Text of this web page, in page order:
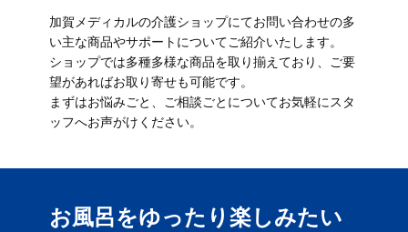
加賀メディカルの介護ショップにてお問い合わせの多
い主な商品やサポートについてご紹介いたします。
ショップでは多種多様な商品を取り揃えており、ご要
望があればお取り寄せも可能です。
まずはお悩みごと、ご相談ごとについてお気軽にスタ
ッフへお声がけください。
お風呂をゆったり楽しみ​たい